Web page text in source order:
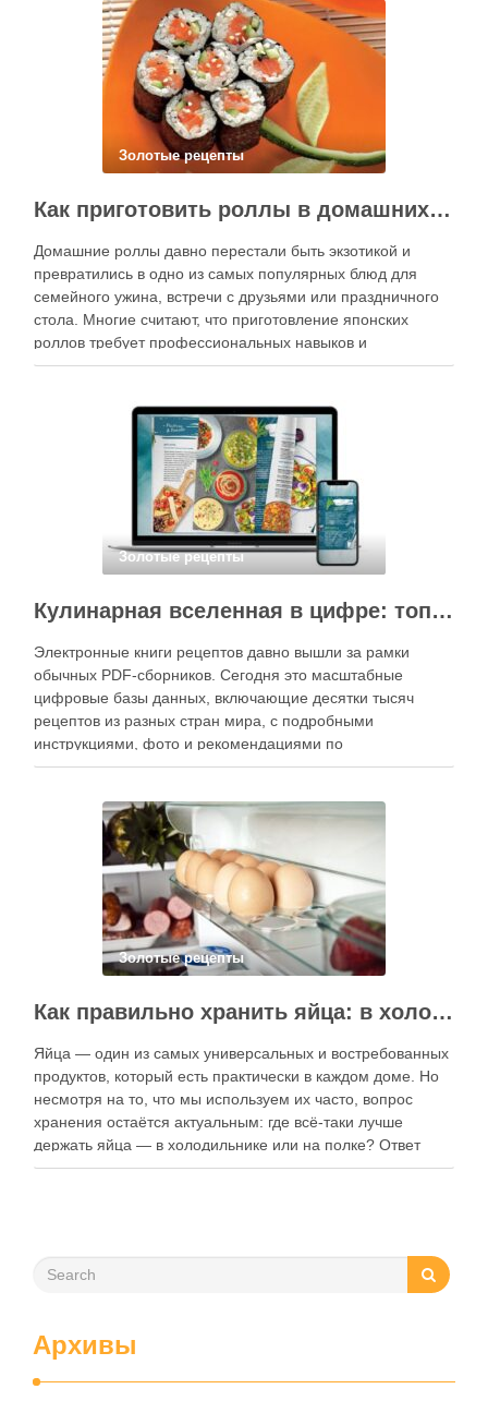
Золотые рецепты
Как приготовить роллы в домашних условиях?
Домашние роллы давно перестали быть экзотикой и
превратились в одно из самых популярных блюд для
семейного ужина, встречи с друзьями или праздничного
стола. Многие считают, что приготовление японских
роллов требует профессиональных навыков и
специального оборудования, однако на практике сделать
кухне. Главное — …
Золотые рецепты
Кулинарная вселенная в цифре: топ-3 самых больших электронных книг рецептов
Электронные книги рецептов давно вышли за рамки
обычных PDF-сборников. Сегодня это масштабные
цифровые базы данных, включающие десятки тысяч
рецептов из разных стран мира, с подробными
инструкциями, фото и рекомендациями по
приготовлению. В отличие от печатных изданий,
контент, расширять коллекции блюд и добавлять новые
функции. Ниже …
Золотые рецепты
Как правильно хранить яйца: в холодильнике или на полке?
Яйца — один из самых универсальных и востребованных
продуктов, который есть практически в каждом доме. Но
несмотря на то, что мы используем их часто, вопрос
хранения остаётся актуальным: где всё-таки лучше
держать яйца — в холодильнике или на полке? Ответ
зависит от нескольких факторов, включая температуру
Архивы